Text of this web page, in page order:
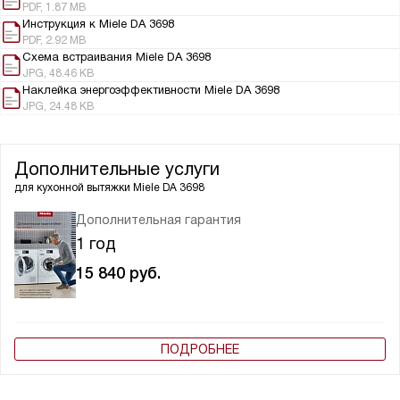
PDF, 1.87 MB
Инструкция к Miele DA 3698
PDF, 2.92 MB
Схема встраивания Miele DA 3698
JPG, 48.46 KB
Наклейка энергоэффективности Miele DA 3698
JPG, 24.48 KB
Дополнительные услуги
для кухонной вытяжки Miele DA 3698
Дополнительная гарантия
1 год
15 840 руб.
ПОДРОБНЕЕ